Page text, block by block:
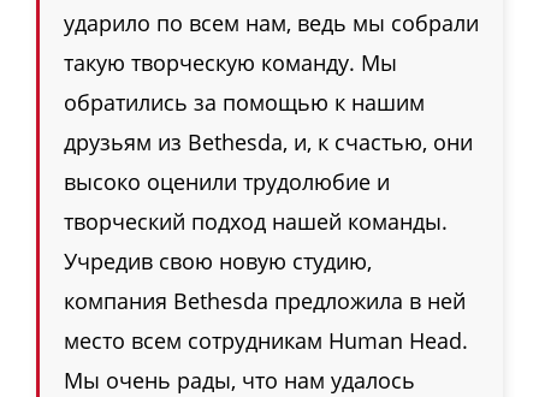
ударило по всем нам, ведь мы собрали
такую творческую команду. Мы
обратились за помощью к нашим
друзьям из Bethesda, и, к счастью, они
высоко оценили трудолюбие и
творческий подход нашей команды.
Учредив свою новую студию,
компания Bethesda предложила в ней
место всем сотрудникам Human Head.
Мы очень рады, что нам удалось